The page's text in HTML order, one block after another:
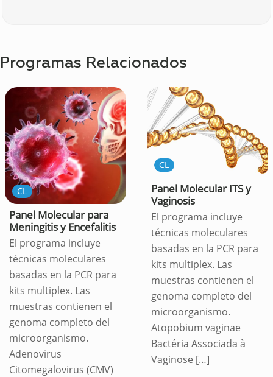
Programas Relacionados
CL
Panel Molecular para
Meningitis y Encefalitis
El programa incluye
técnicas moleculares
basadas en la PCR para
kits multiplex. Las
muestras contienen el
genoma completo del
microorganismo.
Adenovirus
Citomegalovirus (CMV)
CL
Panel Molecular ITS y
Vaginosis
El programa incluye
técnicas moleculares
basadas en la PCR para
kits multiplex. Las
muestras contienen el
genoma completo del
microorganismo.
Atopobium vaginae
Bactéria Associada à
Vaginose […]